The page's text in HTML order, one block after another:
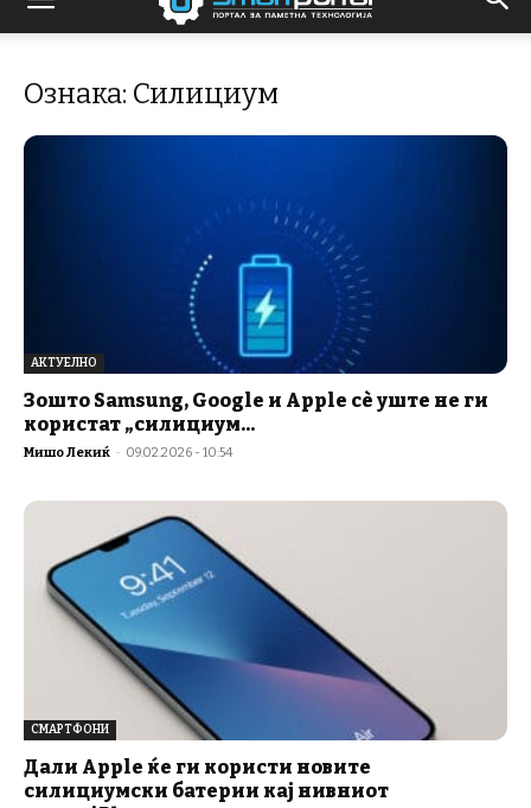
Ознака: Силициум
АКТУЕЛНО
Зошто Samsung, Google и Apple сѐ уште не ги
користат „силициум...
Мишо Лекиќ - 09.02.2026 - 10:54
СМАРТФОНИ
Дали Apple ќе ги користи новите
силициумски батерии кај нивниот